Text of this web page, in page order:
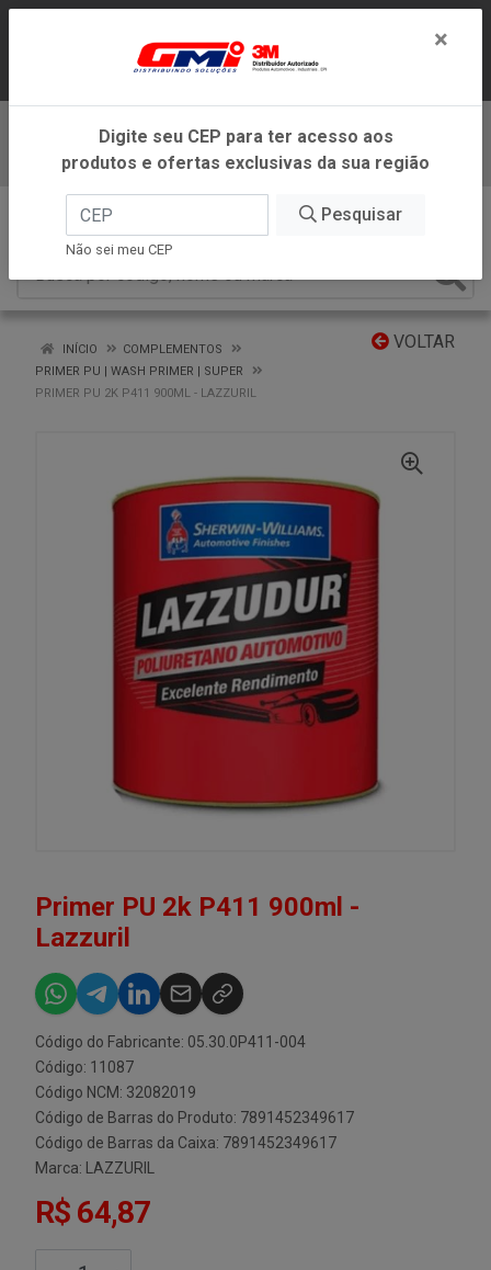
ATENDIMENTO DENTRO DO ESTADO DE
MINAS GERAIS.
Baixe já nosso APP
VOLTAR
INÍCIO
COMPLEMENTOS
PRIMER PU | WASH PRIMER | SUPER
PRIMER PU 2K P411 900ML - LAZZURIL
Primer PU 2k P411 900ml -
Lazzuril
Código do Fabricante: 05.30.0P411-004
Código: 11087
Código NCM: 32082019
Código de Barras do Produto: 7891452349617
Código de Barras da Caixa: 7891452349617
Marca:
LAZZURIL
R$ 64,87
×
Digite seu CEP para ter acesso aos
produtos e ofertas exclusivas da sua região
Pesquisar
Não sei meu CEP